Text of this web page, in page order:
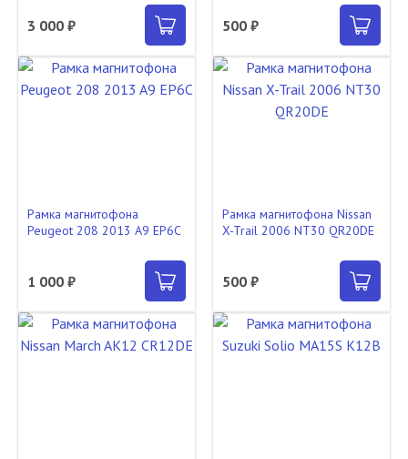
3 000 ₽ 500 ₽
Рамка магнитофона
Peugeot 208 2013 A9 EP6C
1 000 ₽
Рамка магнитофона Nissan
X-Trail 2006 NT30 QR20DE
500 ₽